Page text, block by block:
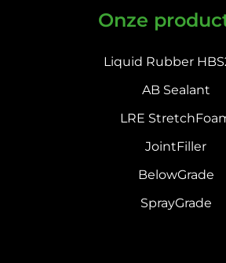
Onze
Liquid Rubber
AB Sealant
LRE
JointFiller
BelowGrade
SprayGrade